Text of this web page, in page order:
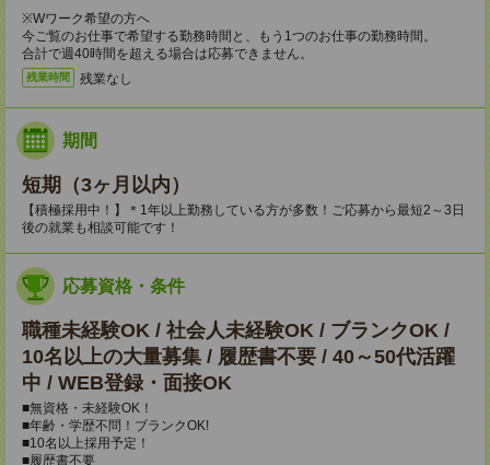
※Wワーク希望の方へ
今ご覧のお仕事で希望する勤務時間と、もう1つのお仕事の勤務時間。
合計で週40時間を超える場合は応募できません。
残業時間 残業なし
期間
短期（3ヶ月以内）
【積極採用中！】＊1年以上勤務している方が多数！ご応募から最短2～3日
後の就業も相談可能です！
応募資格・条件
職種未経験OK / 社会人未経験OK / ブランクOK /
10名以上の大量募集 / 履歴書不要 / 40～50代活躍
中 / WEB登録・面接OK
■無資格・未経験OK！
■年齢・学歴不問！ブランクOK!
■10名以上採用予定！
■履歴書不要